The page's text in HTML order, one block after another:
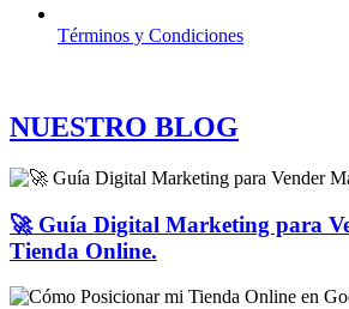
Términos y Condiciones
NUESTRO BLOG
🚀 Guía Digital Marketing para
Tienda Online.